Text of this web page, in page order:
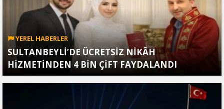
YEREL HABERLER
SULTANBEYLİ’DE ÜCRETSİZ NİKÂH
HİZMETİNDEN 4 BİN ÇİFT FAYDALANDI